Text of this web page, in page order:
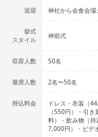
送迎 神社から会食会
挙式
スタイル
神前式
収容人数 50名
着席人数 2名〜50名
持込料金
ドレス・衣装（
（550円）・引
料）・飲み物（
7,000円）・ビデ